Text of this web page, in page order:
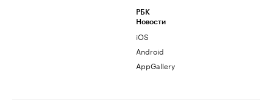
РБК
Новости
iOS
Android
AppGallery